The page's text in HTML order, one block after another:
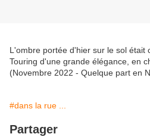
L'ombre portée d'hier sur le sol était
Touring d'une grande élégance, en
(Novembre 2022 - Quelque part en
#dans la rue ...
Partager